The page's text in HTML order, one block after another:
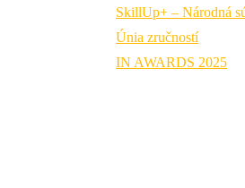
SkillUp+ – Národná
Únia zručností
IN AWARDS 2025
Národný tím na podporu